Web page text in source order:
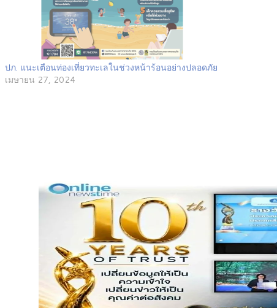
ปภ. แนะเตือนท่องเที่ยวทะเลในช่วงหน้าร้อนอย่างปลอดภัย
เมษายน 27, 2024